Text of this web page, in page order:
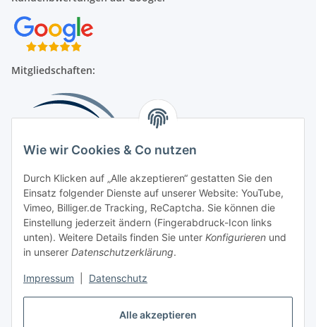
Alle akzeptieren
Wie wir Cookies & Co nutzen
Durch Klicken auf „Alle akzeptieren“ gestatten Sie den
Einsatz folgender Dienste auf unserer Website: YouTube,
Vimeo, Billiger.de Tracking, ReCaptcha. Sie können die
Einstellung jederzeit ändern (Fingerabdruck-Icon links
unten). Weitere Details finden Sie unter Konfigurieren und
in unserer Datenschutzerklärung.
Impressum Datenschutz
Mitgliedschaften:
Beliebte Kategorien
Kompressionsversorgung
Vertrag widerrufen